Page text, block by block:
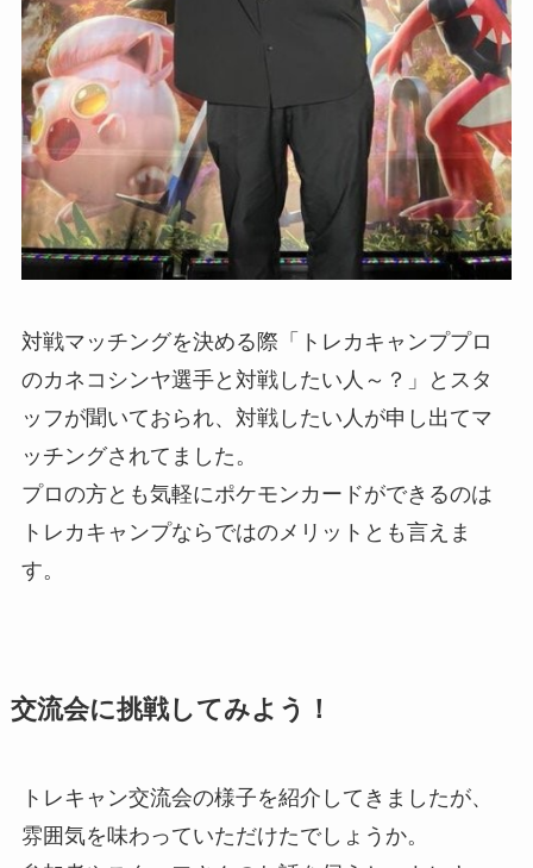
対戦マッチングを決める際「トレカキャンププロ
のカネコシンヤ選手と対戦したい人～？」とスタ
ッフが聞いておられ、対戦したい人が申し出てマ
ッチングされてました。
プロの方とも気軽にポケモンカードができるのは
トレカキャンプならではのメリットとも言えま
す。
交流会に挑戦してみよう！
トレキャン交流会の様子を紹介してきましたが、
雰囲気を味わっていただけたでしょうか。